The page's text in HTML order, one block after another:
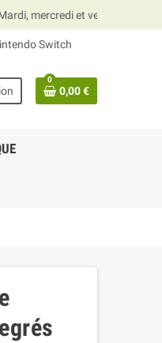
et vendredi
Switch
0
0,00 €